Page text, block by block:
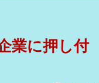
業に押し付